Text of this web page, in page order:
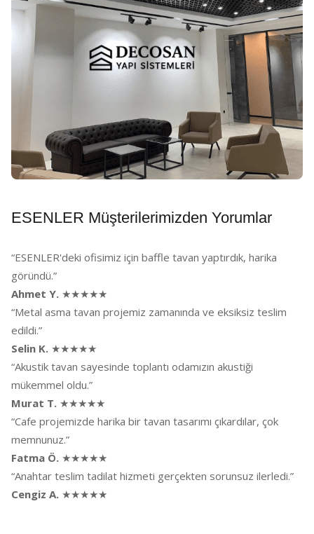
ESENLER Müşterilerimizden Yorumlar
“ESENLER'deki ofisimiz için baffle tavan yaptırdık, harika
göründü.”
Ahmet Y. ★★★★★
“Metal asma tavan projemiz zamanında ve eksiksiz teslim
edildi.”
Selin K. ★★★★★
“Akustik tavan sayesinde toplantı odamızın akustiği
mükemmel oldu.”
Murat T. ★★★★★
“Cafe projemizde harika bir tavan tasarımı çıkardılar, çok
memnunuz.”
Fatma Ö. ★★★★★
“Anahtar teslim tadilat hizmeti gerçekten sorunsuz ilerledi.”
Cengiz A. ★★★★★